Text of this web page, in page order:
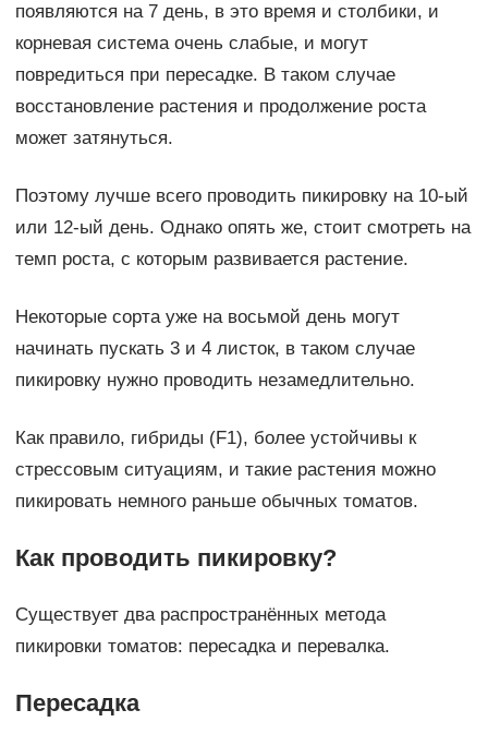
появляются на 7 день, в это время и столбики, и
корневая система очень слабые, и могут
повредиться при пересадке. В таком случае
восстановление растения и продолжение роста
может затянуться.
Поэтому лучше всего проводить пикировку на 10-ый
или 12-ый день. Однако опять же, стоит смотреть на
темп роста, с которым развивается растение.
Некоторые сорта уже на восьмой день могут
начинать пускать 3 и 4 листок, в таком случае
пикировку нужно проводить незамедлительно.
Как правило, гибриды (F1), более устойчивы к
стрессовым ситуациям, и такие растения можно
пикировать немного раньше обычных томатов.
Как проводить пикировку?
Существует два распространённых метода
пикировки томатов: пересадка и перевалка.
Пересадка